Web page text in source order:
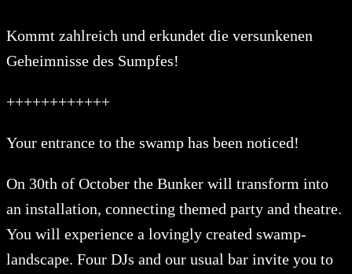
Kommt zahlreich und erkundet die versunkenen
Geheimnisse des Sumpfes!
++++++++++++
Your entrance to the swamp has been noticed!
On 30th of October the Bunker will transform into
an installation, connecting themed party and theatre.
You will experience a lovingly created swamp-
landscape. Four DJs and our usual bar invite you to